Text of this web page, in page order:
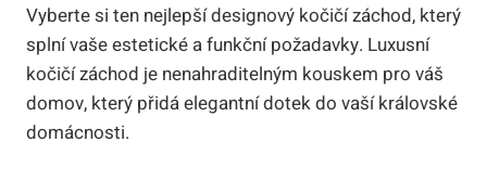
Vyberte si ten nejlepší designový kočičí záchod, který
splní vaše estetické a funkční požadavky. Luxusní
kočičí záchod je nenahraditelným kouskem pro váš
domov, který přidá elegantní dotek do vaší královské
domácnosti.